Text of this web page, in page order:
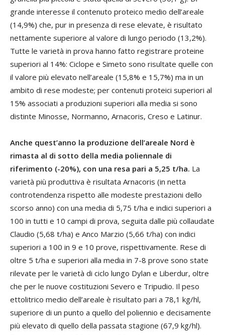
grande interesse il contenuto proteico medio dell’areale
(14,9%) che, pur in presenza di rese elevate, è risultato
nettamente superiore al valore di lungo periodo (13,2%).
Tutte le varietà in prova hanno fatto registrare proteine
superiori al 14%: Ciclope e Simeto sono risultate quelle con
il valore più elevato nell’areale (15,8% e 15,7%) ma in un
ambito di rese modeste; per contenuti proteici superiori al
15% associati a produzioni superiori alla media si sono
distinte Minosse, Normanno, Arnacoris, Creso e Latinur.
Anche quest’anno la produzione dell’areale Nord è
rimasta al di sotto della media poliennale di
riferimento (-20%), con una resa pari a 5,25 t/ha. La
varietà più produttiva è risultata Arnacoris (in netta
controtendenza rispetto alle modeste prestazioni dello
scorso anno) con una media di 5,75 t/ha e indici superiori a
100 in tutti e 10 campi di prova, seguita dalle più collaudate
Claudio (5,68 t/ha) e Anco Marzio (5,66 t/ha) con indici
superiori a 100 in 9 e 10 prove, rispettivamente. Rese di
oltre 5 t/ha e superiori alla media in 7-8 prove sono state
rilevate per le varietà di ciclo lungo Dylan e Liberdur, oltre
che per le nuove costituzioni Severo e Tripudio. Il peso
ettolitrico medio dell’areale è risultato pari a 78,1 kg/hl,
superiore di un punto a quello del poliennio e decisamente
più elevato di quello della passata stagione (67,9 kg/hl).